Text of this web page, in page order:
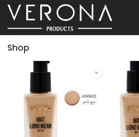
Se rendre au contenu
Shop